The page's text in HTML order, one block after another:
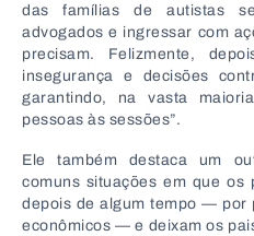
das famílias de autistas
advogados e ingressar com
precisam. Felizmente,
insegurança e decisões
garantindo, na vasta
pessoas às sessões”.
Ele também destaca um
comuns situações em que os
depois de algum tempo — por
econômicos — e deixam os